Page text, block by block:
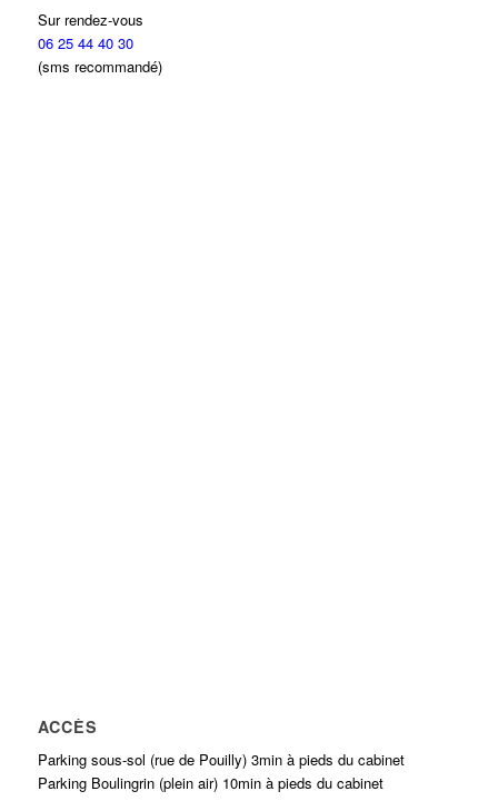
Sur rendez-vous
06 25 44 40 30
(sms recommandé)
ACCÈS
Parking sous-sol (rue de Pouilly) 3min à pieds du cabinet
Parking Boulingrin (plein air) 10min à pieds du cabinet